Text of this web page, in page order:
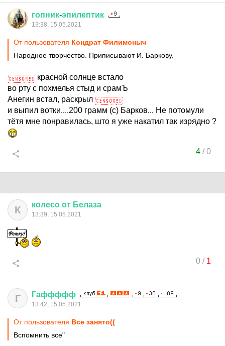
гопник-эпилептик
13:38, 15.05.2021
От пользователя Кондрат Филимоныч
Народное творчество. Приписывают И. Баркову.
красной солнце встало
во рту с похмелья стыд и срамЪ
Анегин встал, раскрыл
и выпил вотки....200 грамм (с) Барков... Не потомули
тётя мне понравилась, што я уже накатил так изрядно ?
4/0
К колесо от Белаза
13:39, 15.05.2021
0/ 1
Г Гаффффф
13:42, 15.05.2021
От пользователя Все занято((
Вспомнить все"